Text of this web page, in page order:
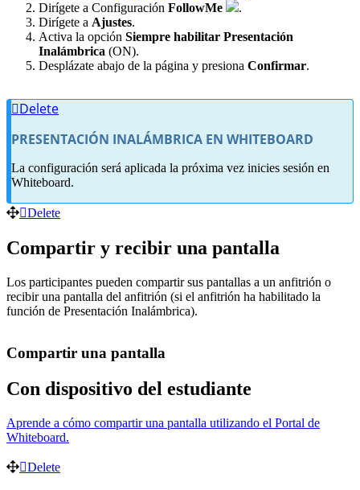
Dirígete a Configuración FollowMe
.
Dirígete a Ajustes.
Activa la opción Siempre habilitar Presentación
Inalámbrica (ON).
Desplázate abajo de la página y presiona Confirmar.
Delete
PRESENTACIÓN INALÁMBRICA EN WHITEBOARD
La configuración será aplicada la próxima vez inicies sesión en
Whiteboard.
Delete
Compartir y recibir una pantalla
Los participantes pueden compartir sus pantallas a un anfitrión o
recibir una pantalla del anfitrión (si el anfitrión ha habilitado la
función de Presentación Inalámbrica).
Compartir una pantalla
Con dispositivo del estudiante
Aprende a cómo compartir una pantalla utilizando el Portal de
Whiteboard.
Delete